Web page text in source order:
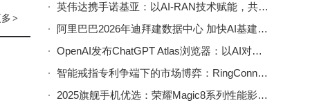
IP
源
>
英伟达携手诺基亚：以AI-RAN技术赋能，共筑6G通信新未来
阿里巴巴2026年迪拜建数据中心 加快AI基建布局赋能中东数字经济
OpenAI发布ChatGPT Atlas浏览器：以AI对话重塑网络浏览新体验
智能戒指专利争端下的市场博弈：RingConn突围，Oura领航未来走向
2025旗舰手机优选：荣耀Magic8系列性能影像双优成新标杆